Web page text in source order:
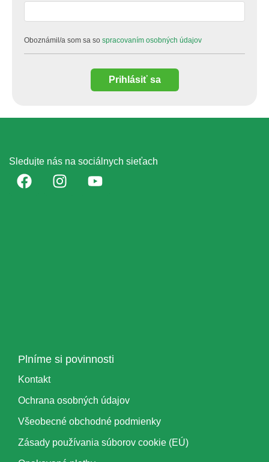
Oboznámil/a som sa sospracovaním osobných údajov
Prihlásiť sa
Sledujte nás na sociálnych sieťach
Plníme si povinnosti
Kontakt
Ochrana osobných údajov
Všeobecné obchodné podmienky
Zásady používania súborov cookie (EÚ)